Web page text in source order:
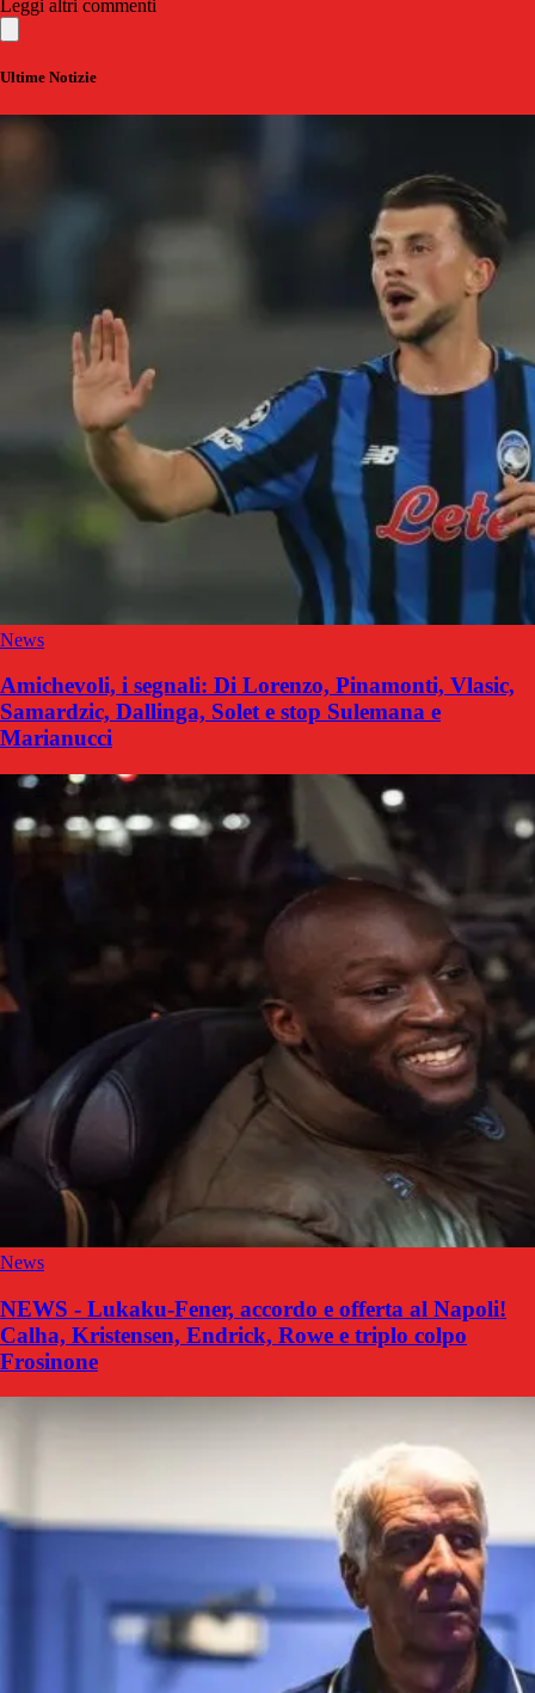
Leggi altri commenti
Ultime Notizie
News
Amichevoli, i segnali: Di Lorenzo, Pinamonti, Vlasic,
Samardzic, Dallinga, Solet e stop Sulemana e
Marianucci
News
NEWS - Lukaku-Fener, accordo e offerta al Napoli!
Calha, Kristensen, Endrick, Rowe e triplo colpo
Frosinone